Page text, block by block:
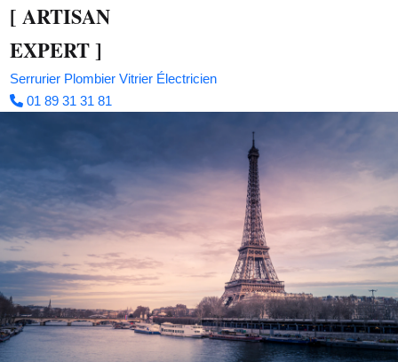
[ ARTISAN
EXPERT]
Serrurier Plombier Vitrier Électricien
01 89 31 31 81